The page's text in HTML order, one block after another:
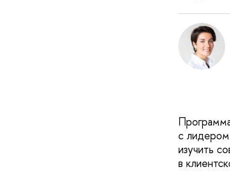
с лидером
изучить
в